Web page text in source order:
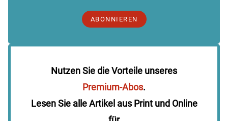
ABONNIEREN
Nutzen Sie die Vorteile unseres
Premium-Abos.
Lesen Sie alle Artikel aus Print und Online